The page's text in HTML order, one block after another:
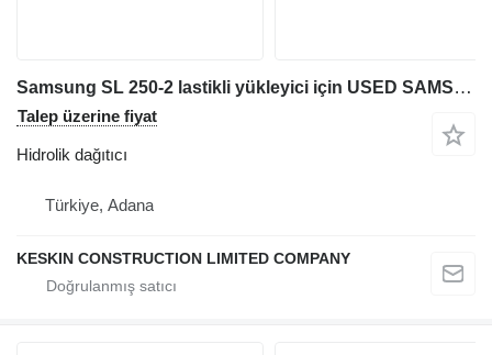
Samsung SL 250-2 lastikli yükleyici için USED SAMSUNG SL 250 WHEEL LOADER VALVE CONTROL BLOCK hidrolik dağıtıcı
Talep üzerine fiyat
Hidrolik dağıtıcı
Türkiye, Adana
KESKIN CONSTRUCTION LIMITED COMPANY